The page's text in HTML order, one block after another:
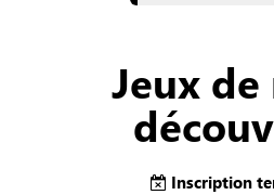
Jeux
Inscription